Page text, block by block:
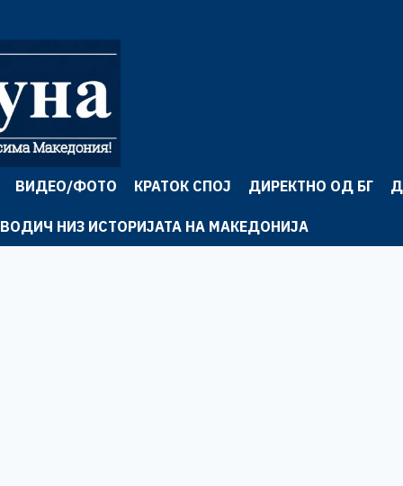
ВИДЕО/ФОТО КРАТОК СПОЈ ДИРЕКТНО ОД БГ
ВОДИЧ НИЗ ИСТОРИЈАТА НА МАКЕДОНИЈА